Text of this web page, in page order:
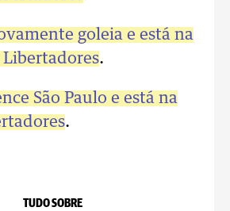
goleia e está na
.
São Paulo e está na
.
TUDO SOBRE